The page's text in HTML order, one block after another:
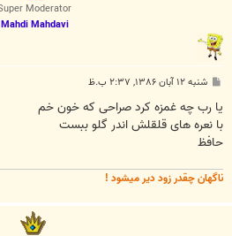
Super Moderator
Mahdi Mahdavi
پ
ت
شنبه ۱۲ آبان ۱۳۸۶, ۲:۳۷ ب.ظ
یا رب چه غمزه کرد صراحی که خون خم
با نعره های قلقلش اندر گلو ببست
حافظ
ناگهان چقدر زود دیر میشود !